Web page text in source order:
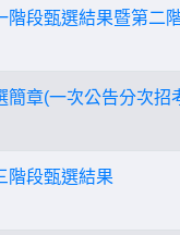
段甄選結果暨第二
簡章(一次公告分次招
階段甄選結果